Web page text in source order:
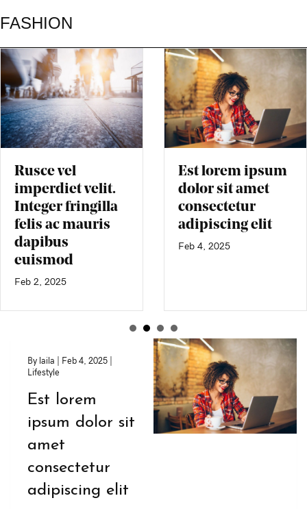
FASHION
Rusce vel
imperdiet velit.
Integer fringilla
felis ac mauris
dapibus
euismod
Feb 2, 2025
Est lorem ipsum
dolor sit amet
consectetur
adipiscing elit
Feb 4, 2025
By laila Feb 4, 2025
Lifestyle
Est lorem
ipsum dolor sit
amet
consectetur
adipiscing elit